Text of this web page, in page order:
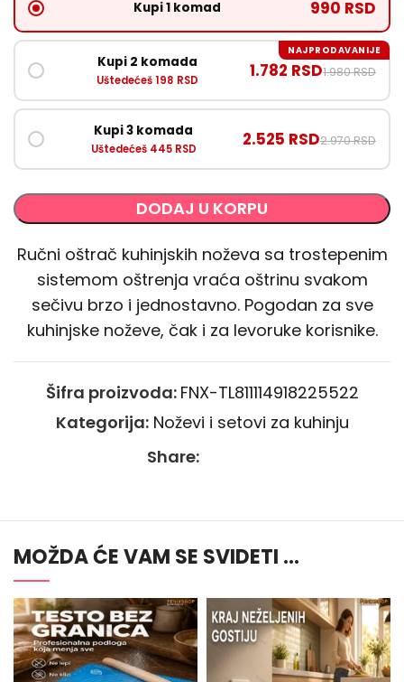
Kupi 1 komad 990 RSD
Kupi 2 komada
Uštedećeš 198 RSD 1.782 RSD1.980 RSD
NAJPRODAVANIJE
Kupi 3 komada
Uštedećeš 445 RSD 2.525 RSD2.970 RSD
DODAJ U KORPU
Ručni oštrač kuhinjskih noževa sa trostepenim
sistemom oštrenja vraća oštrinu svakom
sečivu brzo i jednostavno. Pogodan za sve
kuhinjske noževe, čak i za levoruke korisnike.
Šifra proizvoda: FNX-TL811114918225522
Kategorija: Noževi i setovi za kuhinju
Share:
MOŽDA ĆE VAM SE SVIDETI …